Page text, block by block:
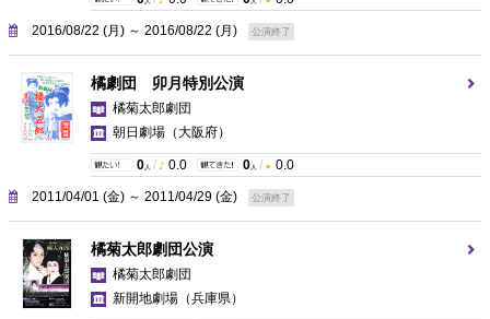
2016/08/22 (月) ～ 2016/08/22 (月) 公演終了
橘劇団 卯月特別公演
橘菊太郎劇団
朝日劇場 （大阪府）
0 人 / 0.0 0 人 / 0.0
2011/04/01 (金) ～ 2011/04/29 (金) 公演終了
橘菊太郎劇団公演
橘菊太郎劇団
新開地劇場 （兵庫県）